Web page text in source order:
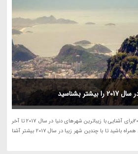
بشناسید
زیباترین شهرهای دنیا در سال 2017برای آشنایی با زیباترین شهرهای دنیا در سال 2017 تا آخر
این مقاله با وب سایت خبرنگاران همراه باشید تا با چندین شهر زیبا در سال 2017 بیشتر آشنا